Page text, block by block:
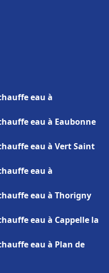
eau à
eau à Eaubonne
eau à Vert Saint
eau à
eau à Thorigny
eau à Cappelle la
eau à Plan de